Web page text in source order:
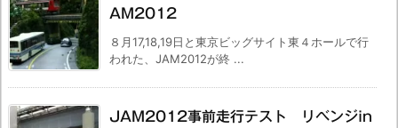
AM2012
８月17,18,19日と東京ビッグサイト東４ホールで行
われた、JAM2012が終 ...
JAM2012事前走行テスト リベンジin